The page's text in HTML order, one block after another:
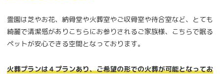
霊園は芝やお花、納骨堂や火葬室やご収骨室や待合室など、とても
綺麗で清潔感がありこちらにお参りされるご家族様、こちらで眠る
ペットが安心できる空間となっております。
火葬プランは４プランあり、ご希望の形での火葬が可能となってお